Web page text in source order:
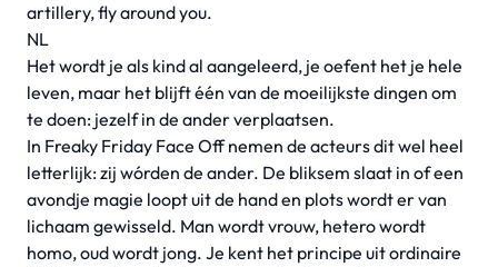
artillery, fly around you.
NL
Het wordt je als kind al aangeleerd, je oefent het je hele
leven, maar het blijft één van de moeilijkste dingen om
te doen: jezelf in de ander verplaatsen.
In Freaky Friday Face Offnemen de acteurs dit wel heel
letterlijk: zij wórden de ander. De bliksem slaat in of een
avondje magie loopt uit de hand en plots wordt er van
lichaam gewisseld. Man wordt vrouw, hetero wordt
homo, oud wordt jong. Je kent het principe uit ordinaire